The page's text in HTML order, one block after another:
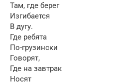
Там, где берег
Изгибается
В дугу.
Где ребята
По-грузински
Говорят,
Где на завтрак
Носят